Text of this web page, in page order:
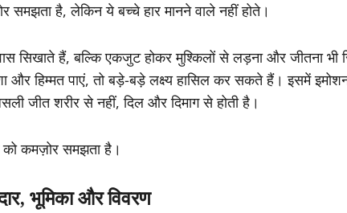
समझता है, लेकिन ये बच्चे हार मानने वाले नहीं होते।
सिखाते हैं, बल्कि एकजुट होकर मुश्किलों से लड़ना और जीतना भी
और हिम्मत पाएं, तो बड़े-बड़े लक्ष्य हासिल कर सकते हैं। इसमें
जीत शरीर से नहीं, दिल और दिमाग से होती है।
कमज़ोर समझता है।
भूमिका और विवरण